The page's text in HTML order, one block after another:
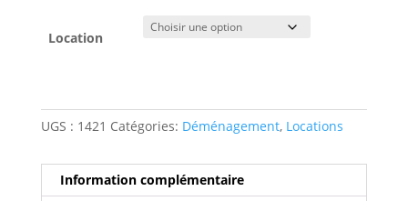
prix :
$11.00
Location
UGS : 1421 Catégories: Déménagement, Locations
Information complémentaire